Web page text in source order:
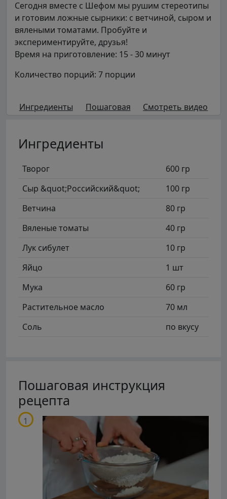
Сегодня вместе с Шефом мы рушим стереотипы
и готовим ложные сырники: с ветчиной, сыром и
вялеными томатами. Пробуйте и
экспериментируйте, друзья!
Время на приготовление: 15 - 30 минут
Количество порций: 7 порции
Ингредиенты Пошаговая Смотреть видео
Ингредиенты
Творог
600 гр
Сыр &quot;Российский&quot;
100 гр
Ветчина
80 гр
Вяленые томаты
40 гр
Лук сибулет
10 гр
Яйцо
1 шт
Мука
60 гр
Растительное масло
70 мл
Соль
по вкусу
Пошаговая инструкция
рецепта